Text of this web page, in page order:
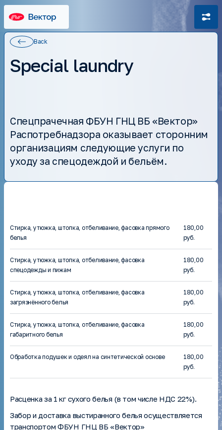
Back
Special laundry
Спецпрачечная ФБУН ГНЦ ВБ «Вектор»
Распотребнадзора оказывает сторонним
организациям следующие услуги по
уходу за спецодеждой и бельём.
Стирка, утюжка, штопка, отбеливание, фасовка прямого
белья
180,00
руб.
Стирка, утюжка, штопка, отбеливание, фасовка
спецодежды и пижам
180,00
руб.
Стирка, утюжка, штопка, отбеливание, фасовка
загрязнённого белья
180,00
руб.
Стирка, утюжка, штопка, отбеливание, фасовка
габаритного белья
180,00
руб.
Обработка подушек и одеял на синтетической основе
180,00
руб.
Расценка за 1 кг сухого белья (в том числе НДС 22%).
Забор и доставка выстиранного белья осуществляется
транспортом ФБУН ГНЦ ВБ «Вектор»
History
Structure
Job openings
Documents
Medication
Pharmacovigilance
Information about the educational organization
Postgraduate study
Patents
Unique scientific installations
Federal and targeted programs
Services
Auctions, purchases
Anti-corruption